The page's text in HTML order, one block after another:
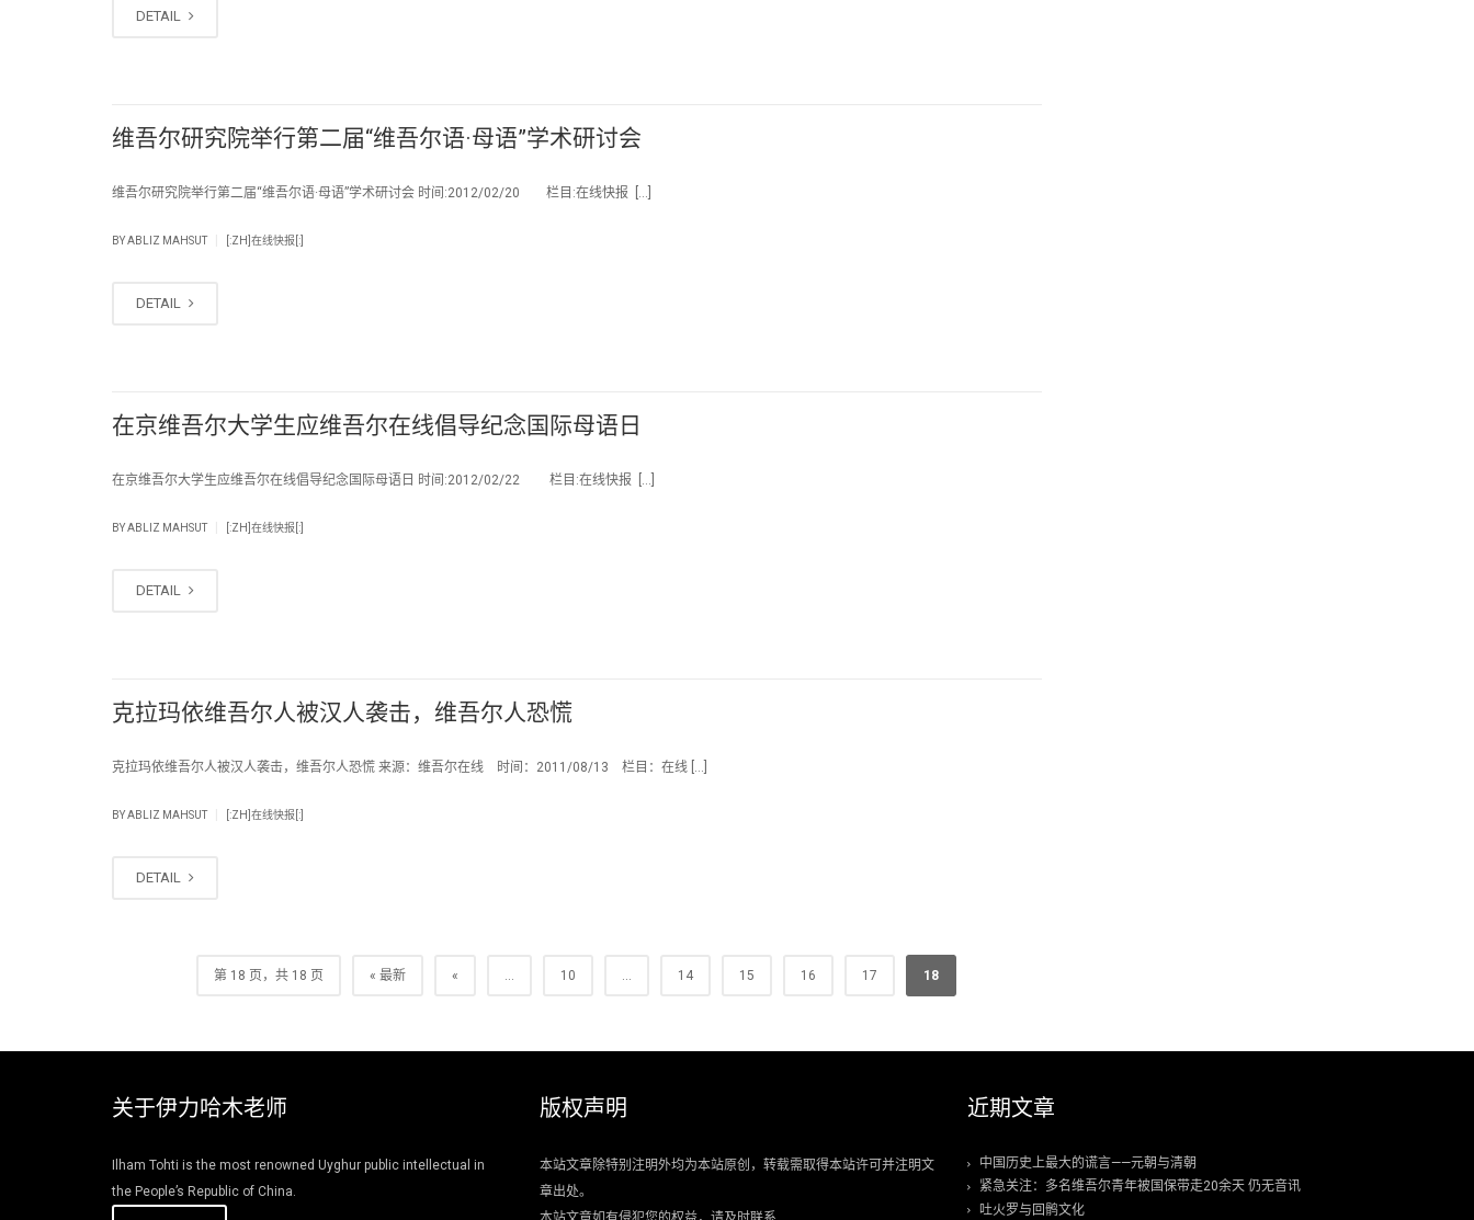
DETAIL
维吾尔研究院举行第二届“维吾尔语·母语”学术研讨会
维吾尔研究院举行第二届“维吾尔语·母语”学术研讨会 时间:2012/02/20 栏目:在线快报 […]
BYABLIZ MAHSUT [:ZH]在线快报[:]
DETAIL
在京维吾尔大学生应维吾尔在线倡导纪念国际母语日
在京维吾尔大学生应维吾尔在线倡导纪念国际母语日 时间:2012/02/22 栏目:在线快报 […]
BYABLIZ MAHSUT [:ZH]在线快报[:]
DETAIL
克拉玛依维吾尔人被汉人袭击，维吾尔人恐慌
克拉玛依维吾尔人被汉人袭击，维吾尔人恐慌 来源：维吾尔在线 时间：2011/08/13 栏目：在线 […]
BYABLIZ MAHSUT [:ZH]在线快报[:]
DETAIL
第 18 页，共 18 页 « 最新 « ... 10 ... 14 15 16 17 18
关于伊力哈木老师
Ilham Tohti is the most renowned Uyghur public intellectual in
the People’s Republic of China.
版权声明
本站文章除特别注明外均为本站原创，转载需取得本站许可并注明文
章出处。
近期文章
中国历史上最大的谎言——元朝与清朝
紧急关注：多名维吾尔青年被国保带走20余天 仍无音讯
吐火罗与回鹘文化